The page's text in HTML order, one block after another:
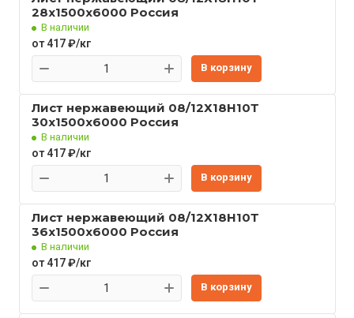
28x1500x6000 Россия
В наличии
от 417 ₽/кг
В корзину
Лист нержавеющий 08/12Х18Н10Т
30x1500x6000 Россия
В наличии
от 417 ₽/кг
В корзину
Лист нержавеющий 08/12Х18Н10Т
36x1500x6000 Россия
В наличии
от 417 ₽/кг
В корзину